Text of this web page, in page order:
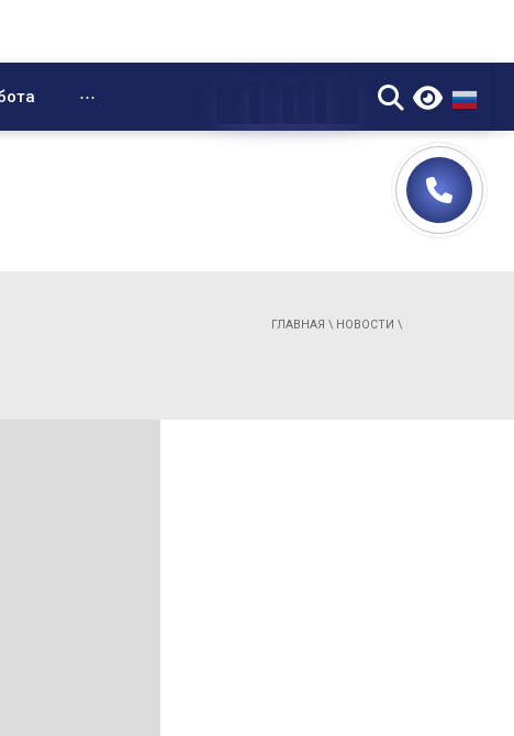
⋯ ▼
ГЛАВНАЯ \ НОВОСТИ \